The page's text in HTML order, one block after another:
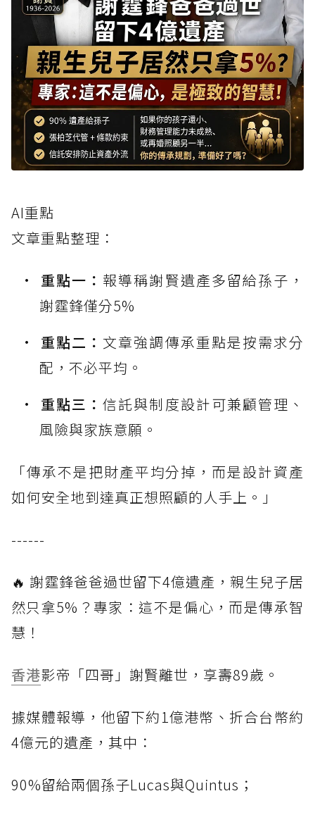
AI重點
文章重點整理：
重點一： 報導稱謝賢遺產多留給孫子，
謝霆鋒僅分5%
重點二： 文章強調傳承重點是按需求分
配，不必平均。
重點三：信託與制度設計可兼顧管理、
風險與家族意願。
「傳承不是把財產平均分掉，而是設計資產
如何安全地到達真正想照顧的人手上。」
------
🔥 謝霆鋒爸爸過世留下4億遺產，親生兒子居
然只拿5%？專家：這不是偏心，而是傳承智
慧！
香港影帝「四哥」謝賢離世，享壽89歲。
據媒體報導，他留下約1億港幣、折合台幣約
4億元的遺產，其中：
90%留給兩個孫子Lucas與Quintus；